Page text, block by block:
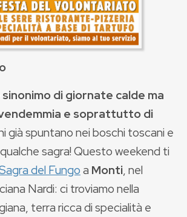
di giornate calde ma
e soprattutto di
già spuntano nei boschi toscani e
sagra! Questo weekend ti
del Fungoa Monti, nel
Nardi: ci troviamo nella
terra ricca di specialità e